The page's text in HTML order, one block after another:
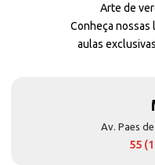
Arte de
Conheça nossas
aulas
Av. Paes
55